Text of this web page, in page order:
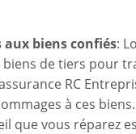
aux biens confiés:
biens de tiers pour
RC
à ces
que vous réparez